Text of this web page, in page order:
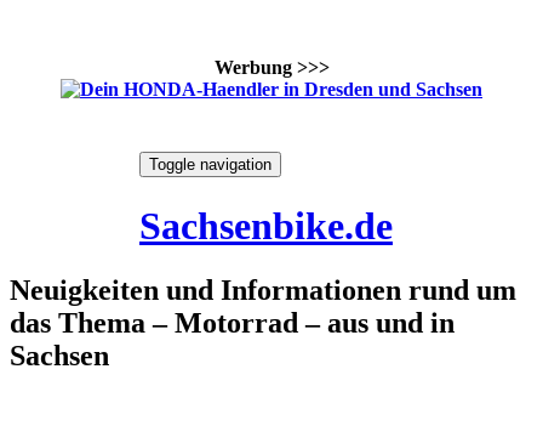
Werbung >>>
Toggle navigation
Sachsenbike.de
Neuigkeiten und Informationen rund um
das Thema – Motorrad – aus und in
Sachsen